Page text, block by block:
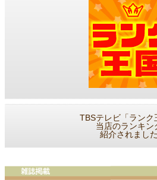
TBSテレビ「ランク
当店のランキン
紹介されました